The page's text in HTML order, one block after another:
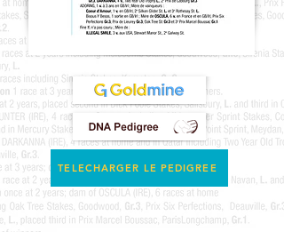
TELECHARGER LE PEDIGREE